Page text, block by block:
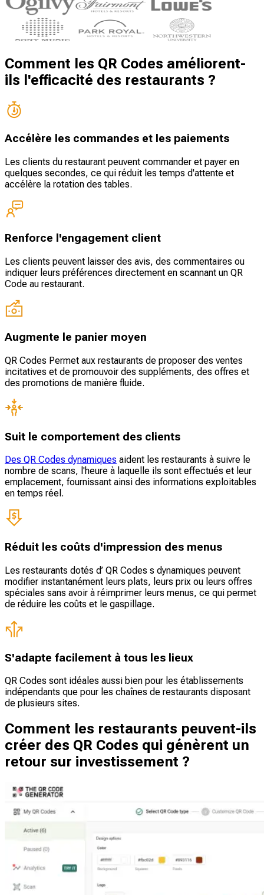
Comment les QR Codes améliorent-
ils l'efficacité des restaurants ?
Accélère les commandes et les paiements
Les clients du restaurant peuvent commander et payer en
quelques secondes, ce qui réduit les temps d'attente et
accélère la rotation des tables.
Renforce l'engagement client
Les clients peuvent laisser des avis, des commentaires ou
indiquer leurs préférences directement en scannant un QR
Code au restaurant.
Augmente le panier moyen
QR Codes Permet aux restaurants de proposer des ventes
incitatives et de promouvoir des suppléments, des offres et
des promotions de manière fluide.
Suit le comportement des clients
Des QR Codes dynamiques aident les restaurants à suivre le
nombre de scans, l'heure à laquelle ils sont effectués et leur
emplacement, fournissant ainsi des informations exploitables
en temps réel.
Réduit les coûts d'impression des menus
Les restaurants dotés d’ QR Codes s dynamiques peuvent
modifier instantanément leurs plats, leurs prix ou leurs offres
spéciales sans avoir à réimprimer leurs menus, ce qui permet
de réduire les coûts et le gaspillage.
S'adapte facilement à tous les lieux
QR Codes sont idéales aussi bien pour les établissements
indépendants que pour les chaînes de restaurants disposant
de plusieurs sites.
Comment les restaurants peuvent-ils
créer des QR Codes qui génèrent un
retour sur investissement ?